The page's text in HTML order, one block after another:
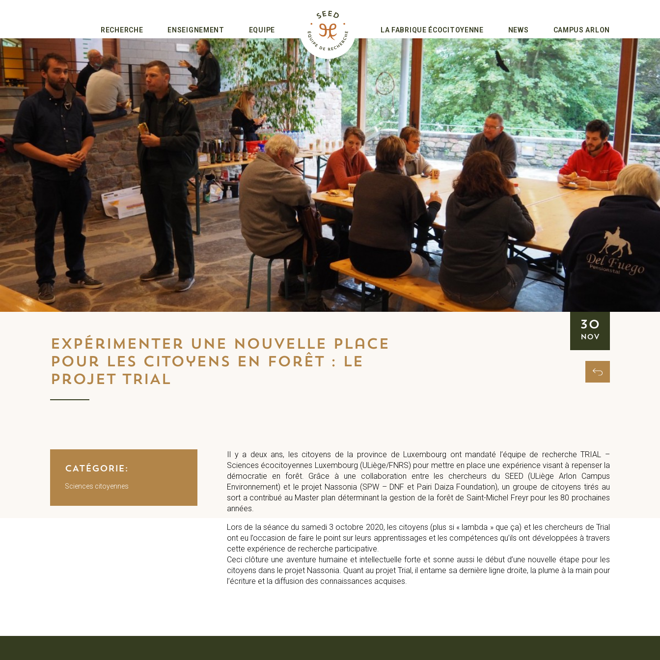
RECHERCHE ENSEIGNEMENT EQUIPE LA FABRIQUE ÉCOCITOYENNE NEWS CAMPUS ARLON
Expérimenter une nouvelle place
pour les citoyens en forêt : le
projet TRIAL
30
Nov
CATÉGORIE:
Sciences citoyennes
Il y a deux ans, les citoyens de la province de Luxembourg ont mandaté l’équipe de recherche TRIAL –
Sciences écocitoyennes Luxembourg (ULiège/FNRS) pour mettre en place une expérience visant à repenser la
démocratie en forêt. Grâce à une collaboration entre les chercheurs du SEED (ULiège Arlon Campus
Environnement) et le projet Nassonia (SPW – DNF et Pairi Daiza Foundation), un groupe de citoyens tirés au
sort a contribué au Master plan déterminant la gestion de la forêt de Saint-Michel Freyr pour les 80 prochaines
années.
Lors de la séance du samedi 3 octobre 2020, les citoyens (plus si « lambda » que ça) et les chercheurs de Trial
ont eu l’occasion de faire le point sur leurs apprentissages et les compétences qu’ils ont développées à travers
cette expérience de recherche participative.
Ceci clôture une aventure humaine et intellectuelle forte et sonne aussi le début d’une nouvelle étape pour les
citoyens dans le projet Nassonia. Quant au projet Trial, il entame sa dernière ligne droite, la plume à la main pour
l’écriture et la diffusion des connaissances acquises.